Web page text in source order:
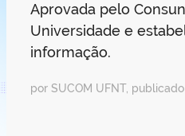
Aprovada pelo
Universidade e
informação.
por SUCOM UFNT,